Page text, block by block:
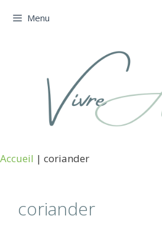
Menu
Accueil | coriander
coriander